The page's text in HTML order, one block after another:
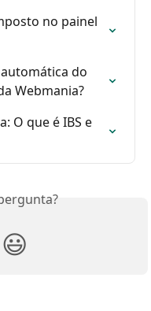
no painel
do
Webmania?
O que é IBS e
😃